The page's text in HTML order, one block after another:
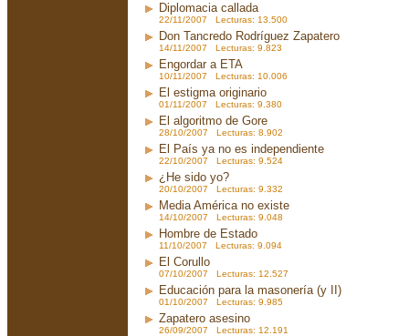
Diplomacia callada
22/11/2007 Lecturas: 13.500
Don Tancredo Rodríguez Zapatero
14/11/2007 Lecturas: 9.823
Engordar a ETA
10/11/2007 Lecturas: 10.006
El estigma originario
01/11/2007 Lecturas: 9.380
El algoritmo de Gore
28/10/2007 Lecturas: 8.902
El País ya no es independiente
22/10/2007 Lecturas: 9.524
¿He sido yo?
20/10/2007 Lecturas: 9.332
Media América no existe
14/10/2007 Lecturas: 9.048
Hombre de Estado
11/10/2007 Lecturas: 9.094
El Corullo
07/10/2007 Lecturas: 12.527
Educación para la masonería (y II)
01/10/2007 Lecturas: 9.985
Zapatero asesino
26/09/2007 Lecturas: 12.191